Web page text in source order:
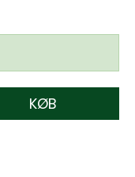
KØB